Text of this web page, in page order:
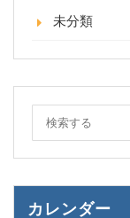
未分類
カレンダー